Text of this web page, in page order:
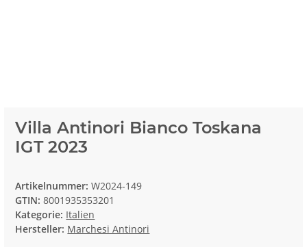
Villa Antinori Bianco Toskana
IGT 2023
Artikelnummer:W2024-149
GTIN: 8001935353201
Kategorie: Italien
Hersteller: Marchesi Antinori